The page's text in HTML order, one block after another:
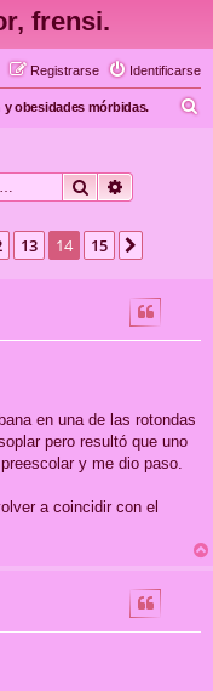
frensi.
Identificarse
Registrarse
y obesidades mórbidas.
Buscar
13 14 15
en una de las rotondas
pero resultó que uno
y me dio paso.
a coincidir con el